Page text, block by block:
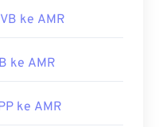
ke AMR
ke AMR
ke AMR